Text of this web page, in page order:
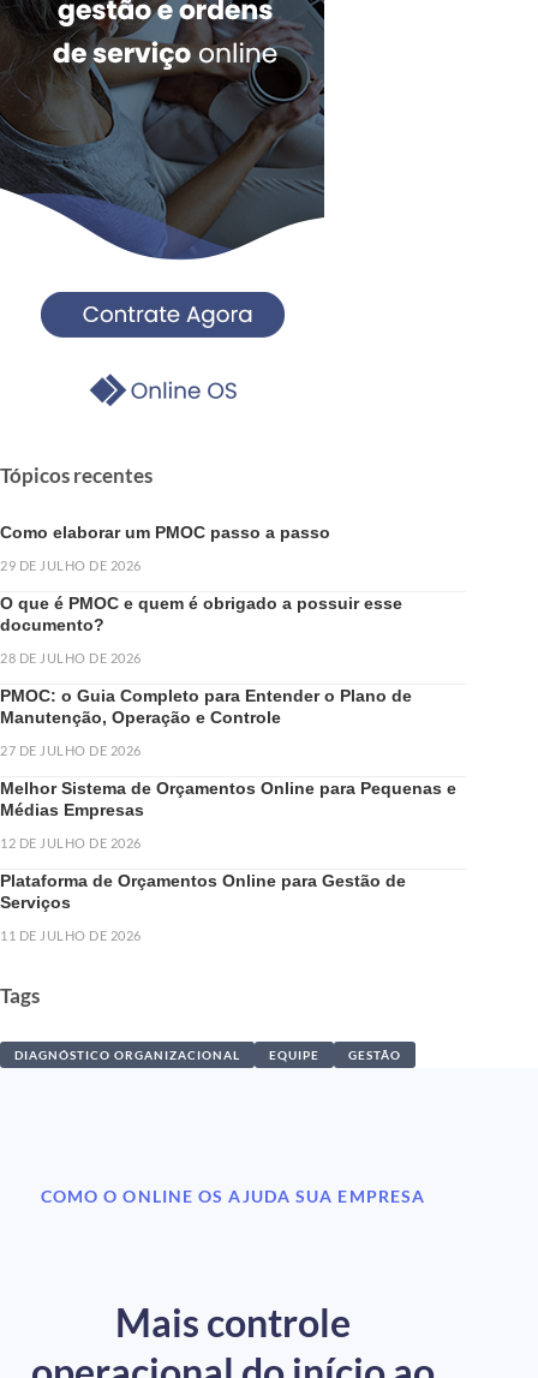
Tópicos recentes
Como elaborar um PMOC passo a passo
29 DE JULHO DE 2026
O que é PMOC e quem é obrigado a possuir esse
documento?
28 DE JULHO DE 2026
PMOC: o Guia Completo para Entender o Plano de
Manutenção, Operação e Controle
27 DE JULHO DE 2026
Melhor Sistema de Orçamentos Online para Pequenas e
Médias Empresas
12 DE JULHO DE 2026
Plataforma de Orçamentos Online para Gestão de
Serviços
11 DE JULHO DE 2026
Tags
DIAGNÓSTICO ORGANIZACIONAL EQUIPE GESTÃO
COMO O ONLINE OS AJUDA SUA EMPRESA
Mais controle